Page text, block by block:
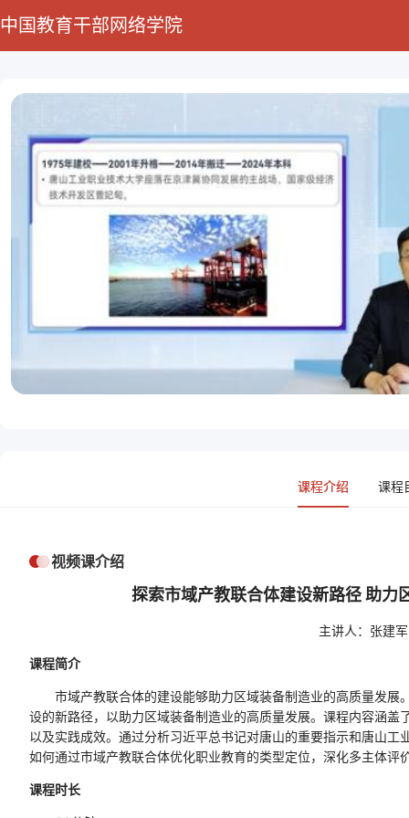
中国教育干部网络学院
课程介绍 课程
视频课介绍
探索市域产教联合体建设新路径 助力
主讲人：张建军
课程简介
市域产教联合体的建设能够助力区域装备制造业的高质量发展
设的新路径，以助力区域装备制造业的高质量发展。课程内容涵
以及实践成效。通过分析习近平总书记对唐山的重要指示和唐山
如何通过市域产教联合体优化职业教育的类型定位，深化多主体评
课程时长